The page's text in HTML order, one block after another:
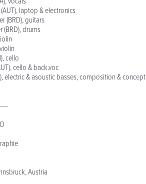
laptop & electronics
(BRD), guitars
(BRD), drums
cello
cello & back.voc
electric & asoustic basses, composition & concept
Austria